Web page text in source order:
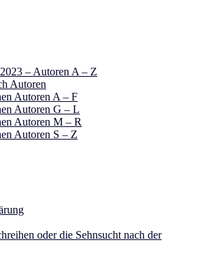
– Autoren A – Z
Autoren
Autoren A – F
Autoren G – L
Autoren M – R
Autoren S – Z
oder die Sehnsucht nach der